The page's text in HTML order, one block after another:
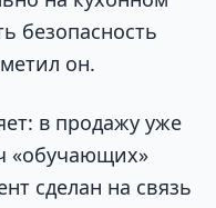
безопасность
он.
в продажу уже
«обучающих»
сделан на связь